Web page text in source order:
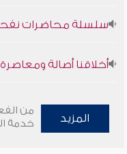
سلسلة محاضرات نفحات
المزيد
من
خدمة